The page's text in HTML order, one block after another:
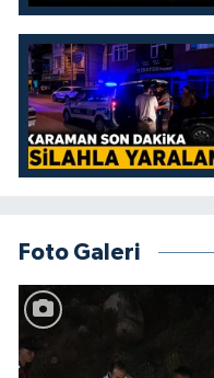
Foto Galeri